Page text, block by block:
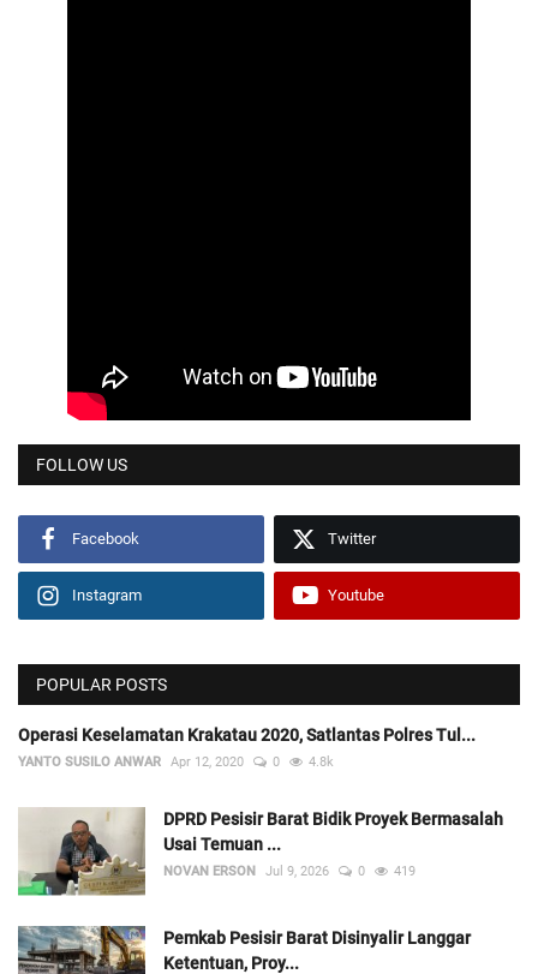
FOLLOW US
Facebook Twitter
Instagram Youtube
POPULAR POSTS
Operasi Keselamatan Krakatau 2020, Satlantas Polres Tul...
YANTO SUSILO ANWAR Apr 12, 2020 0 4.8k
DPRD Pesisir Barat Bidik Proyek Bermasalah
Usai Temuan ...
NOVAN ERSON Jul 9, 2026 0 419
Pemkab Pesisir Barat Disinyalir Langgar
Ketentuan, Proy...